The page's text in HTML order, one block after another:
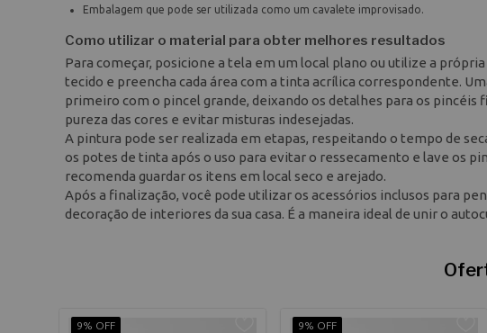
Embalagem que pode ser utilizada como um cavalete improvisado.
Como utilizar o material para obter melhores resultados
Para começar, posicione a tela em um local plano ou utilize a
tecido e preencha cada área com a tinta acrílica correspondente.
primeiro com o pincel grande, deixando os detalhes para os pincéis
pureza das cores e evitar misturas indesejadas.
A pintura pode ser realizada em etapas, respeitando o tempo de
os potes de tinta após o uso para evitar o ressecamento e lave os
recomenda guardar os itens em local seco e arejado.
Após a finalização, você pode utilizar os acessórios inclusos para
decoração de interiores da sua casa. É a maneira ideal de unir o
9% OFF 9% OFF